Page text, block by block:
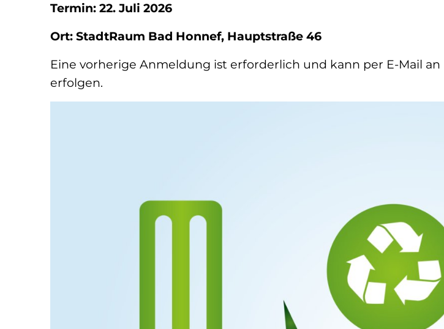
Termin: 22. Juli 2026
Ort: StadtRaum Bad Honnef, Hauptstraße 46
Eine vorherige Anmeldung ist erforderlich und kann per E-Mail an
erfolgen.